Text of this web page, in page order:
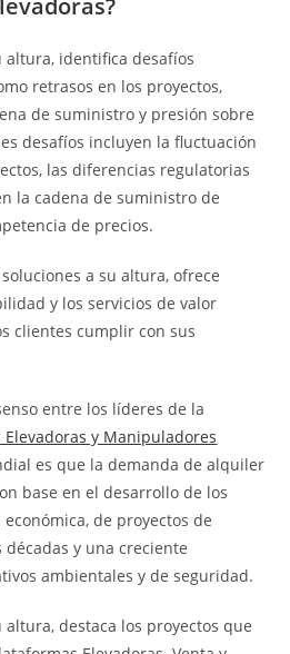
altura, identifica desafíos
retrasos en los proyectos,
de suministro y presión sobre
desafíos incluyen la fluctuación
las diferencias regulatorias
la cadena de suministro de
de precios.
soluciones a su altura, ofrece
y los servicios de valor
clientes cumplir con sus
entre los líderes de la
Elevadoras y Manipuladores
es que la demanda de alquiler
base en el desarrollo de los
de proyectos de
y una creciente
ambientales y de seguridad.
altura, destaca los proyectos que